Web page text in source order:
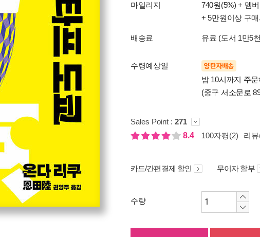
마일리지 740원(5%) + 멤
+ 5만원이상 구매
배송료 유료 (도서 1만5
수령예상일 양탄자배송
밤 10시까지 주
(중구 서소문로
Sales Point : 271
8.4
100자평(2) 리
카드/간편결제 할인 무이자 할부
수량